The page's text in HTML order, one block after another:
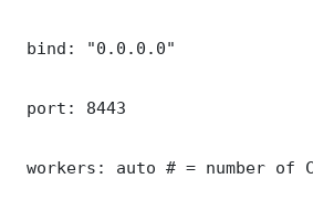
bind: "0.0.0.0"
port: 8443
workers: auto # = number of